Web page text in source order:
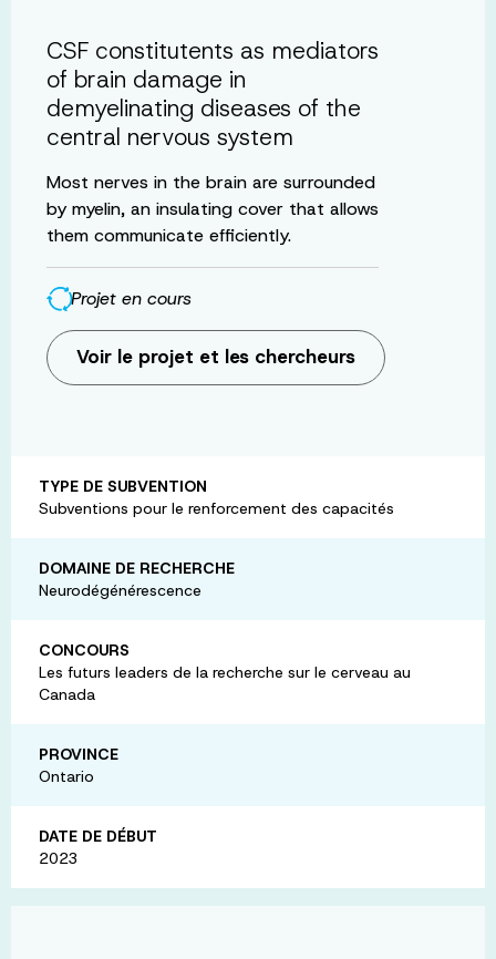
CSF constitutents as mediators
of brain damage in
demyelinating diseases of the
central nervous system
Most nerves in the brain are surrounded
by myelin, an insulating cover that allows
them communicate efficiently.
Projet en cours
Voir le projet et les chercheurs
TYPE DE SUBVENTION
Subventions pour le renforcement des capacités
DOMAINE DE RECHERCHE
Neurodégénérescence
CONCOURS
Les futurs leaders de la recherche sur le cerveau au
Canada
PROVINCE
Ontario
DATE DE DÉBUT
2023